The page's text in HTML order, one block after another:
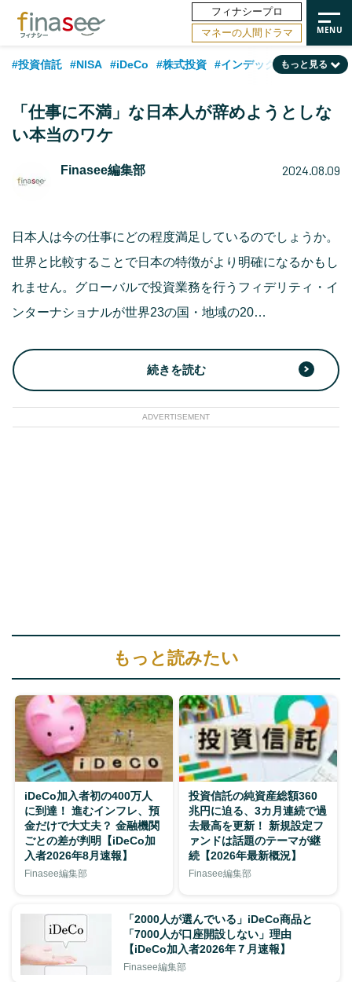
フィナシープロ
マネーの人間ドラマ
#投資信託 #NISA #iDeCo #株式投資 #インデックスファンド
#日本株 #公的年金
#フィナンシャル・ウェルビーイング
もっと見る
「仕事に不満」な日本人が辞めようとしな
い本当のワケ
Finasee編集部 2024.08.09
日本人は今の仕事にどの程度満足しているのでしょうか。
世界と比較することで日本の特徴がより明確になるかもし
れません。グローバルで投資業務を行うフィデリティ・イ
ンターナショナルが世界23の国・地域の20…
続きを読む
ADVERTISEMENT
もっと読みたい
iDeCo加入者初の400万人
に到達！ 進むインフレ、預
金だけで大丈夫？ 金融機関
ごとの差が判明【iDeCo加
入者2026年8月速報】
Finasee編集部
投資信託の純資産総額360
兆円に迫る、3カ月連続で過
去最高を更新！ 新規設定フ
ァンドは話題のテーマが継
続【2026年最新概況】
Finasee編集部
「2000人が選んでいる」iDeCo商品と
「7000人が口座開設しない」理由
【iDeCo加入者2026年７月速報】
Finasee編集部